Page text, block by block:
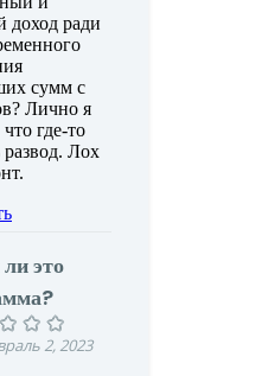
доход ради
сумм с
Лично я
где-то
развод. Лох
это
2, 2023